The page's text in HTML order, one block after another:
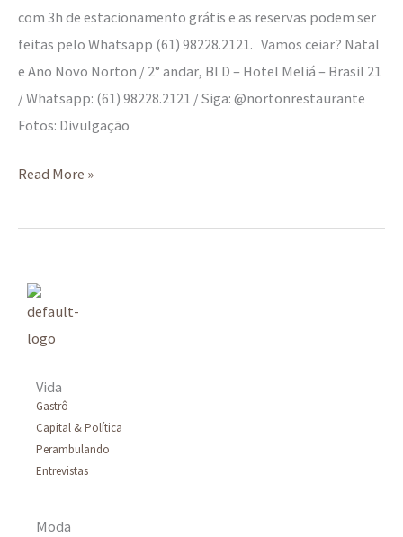
com 3h de estacionamento grátis e as reservas podem ser
feitas pelo Whatsapp (61) 98228.2121. Vamos ceiar? Natal
e Ano Novo Norton / 2° andar, Bl D – Hotel Meliá – Brasil 21
/ Whatsapp: (61) 98228.2121 / Siga: @nortonrestaurante
Fotos: Divulgação
Read More »
Vida
Gastrô
Capital & Política
Perambulando
Entrevistas
Moda